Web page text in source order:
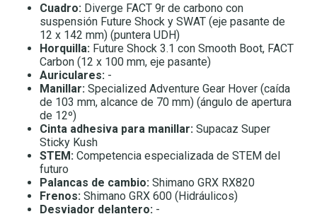
Cuadro: Diverge FACT 9r de carbono con
suspensión Future Shock y SWAT (eje pasante de
12 x 142 mm) (puntera UDH)
Horquilla: Future Shock 3.1 con Smooth Boot, FACT
Carbon (12 x 100 mm, eje pasante)
Auriculares: -
Manillar: Specialized Adventure Gear Hover (caída
de 103 mm, alcance de 70 mm) (ángulo de apertura
de 12º)
Cinta adhesiva para manillar: Supacaz Super
Sticky Kush
STEM: Competencia especializada de STEM del
futuro
Palancas de cambio: Shimano GRX RX820
Frenos: Shimano GRX 600 (Hidráulicos)
Desviador delantero: -